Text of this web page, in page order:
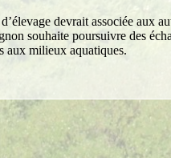
devrait associée aux
souhaite poursuivre des
aux milieux aquatiques.